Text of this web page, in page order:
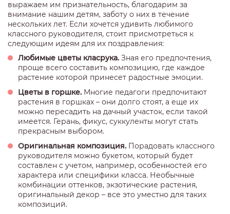
выражаем им признательность, благодарим за
внимание нашим детям, заботу о них в течение
нескольких лет. Если хочется удивить любимого
классного руководителя, стоит присмотреться к
следующим идеям для их поздравления:
Любимые цветы класрука. Зная его предпочтения,
проще всего составить композицию, где каждое
растение которой принесет радостные эмоции.
Цветы в горшке. Многие педагоги предпочитают
растения в горшках – они долго стоят, а еще их
можно пересадить на дачный участок, если такой
имеется. Герань, фикус, суккуленты могут стать
прекрасным выбором.
Оригинальная композиция. Порадовать классного
руководителя можно букетом, который будет
составлен с учетом, например, особенностей его
характера или специфики класса. Необычные
комбинации оттенков, экзотические растения,
оригинальный декор – все это уместно для таких
композиций.